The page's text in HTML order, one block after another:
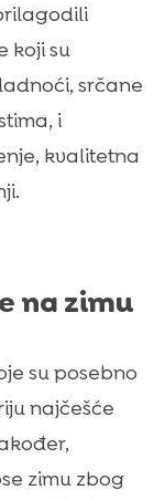
koji su
srčane
i
kvalitetna
na zimu
su posebno
najčešće
zimu zbog